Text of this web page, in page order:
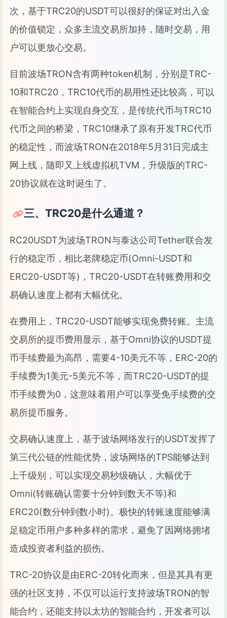
次，基于TRC20的USDT可以很好的保证对出入金
的价值锁定，众多主流交易所加持，随时交易，用
户可以更放心交易。
目前波场TRON含有两种token机制，分别是TRC-
10和TRC20，TRC10代币的易用性还比较高，可以
在智能合约上实现自身交互，是传统代币与TRC10
代币之间的桥梁，TRC10继承了原有开发TRC代币
的稳定性，而波场TRON在2018年5月31日完成主
网上线，随即又上线虚拟机TVM，升级版的TRC-
20协议就在这时诞生了。
三、TRC20是什么通道？
RC20USDT为波场TRON与泰达公司Tether联合发
行的稳定币，相比老牌稳定币(Omni-USDT和
ERC20-USDT等)，TRC20-USDT在转账费用和交
易确认速度上都有大幅优化。
在费用上，TRC20-USDT能够实现免费转账。主流
交易所的提币费用显示，基于Omni协议的USDT提
币手续费最为高昂，需要4-10美元不等，ERC-20的
手续费为1美元-5美元不等，而TRC20-USDT的提
币手续费为0，这意味着用户可以享受免手续费的交
易所提币服务。
交易确认速度上，基于波场网络发行的USDT发挥了
第三代公链的性能优势，波场网络的TPS能够达到
上千级别，可以实现交易秒级确认，大幅优于
Omni(转账确认需要十分钟到数天不等)和
ERC20(数分钟到数小时)。极快的转账速度能够满
足稳定币用户多种多样的需求，避免了因网络拥堵
造成投资者利益的损伤。
TRC-20协议是由ERC-20转化而来，但是其具有更
强的社区支持，不仅可以运行支持波场TRON的智
能合约，还能支持以太坊的智能合约，开发者可以